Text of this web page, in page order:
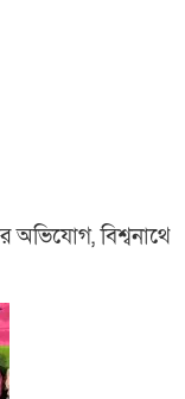
বিশ্বনাথে